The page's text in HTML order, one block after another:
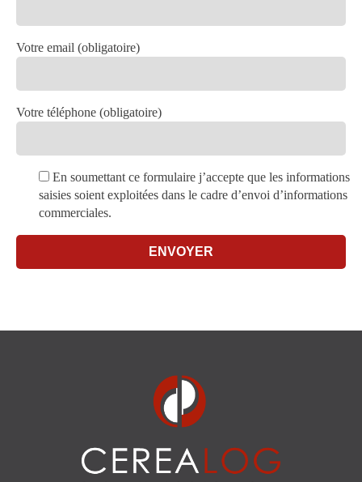
Votre email (obligatoire)
Votre téléphone (obligatoire)
En soumettant ce formulaire j’accepte que les informations
saisies soient exploitées dans le cadre d’envoi d’informations
commerciales.